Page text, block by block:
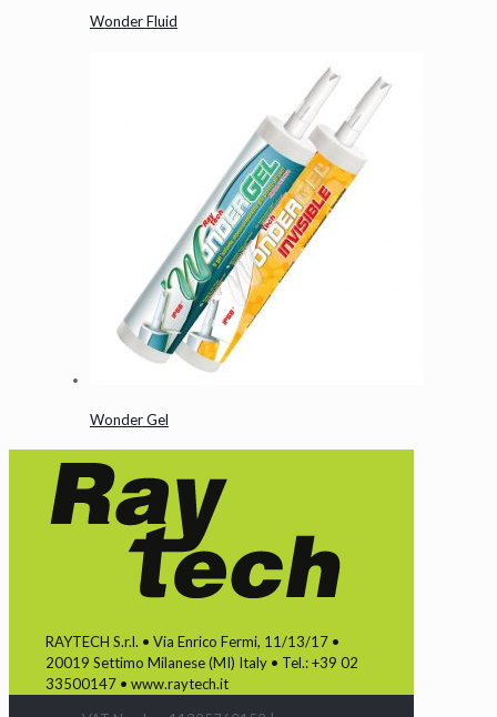
Wonder Fluid
Wonder Gel
RAYTECH S.r.l. • Via Enrico Fermi, 11/13/17 •
20019 Settimo Milanese (MI) Italy • Tel.: +39 02
33500147 • www.raytech.it